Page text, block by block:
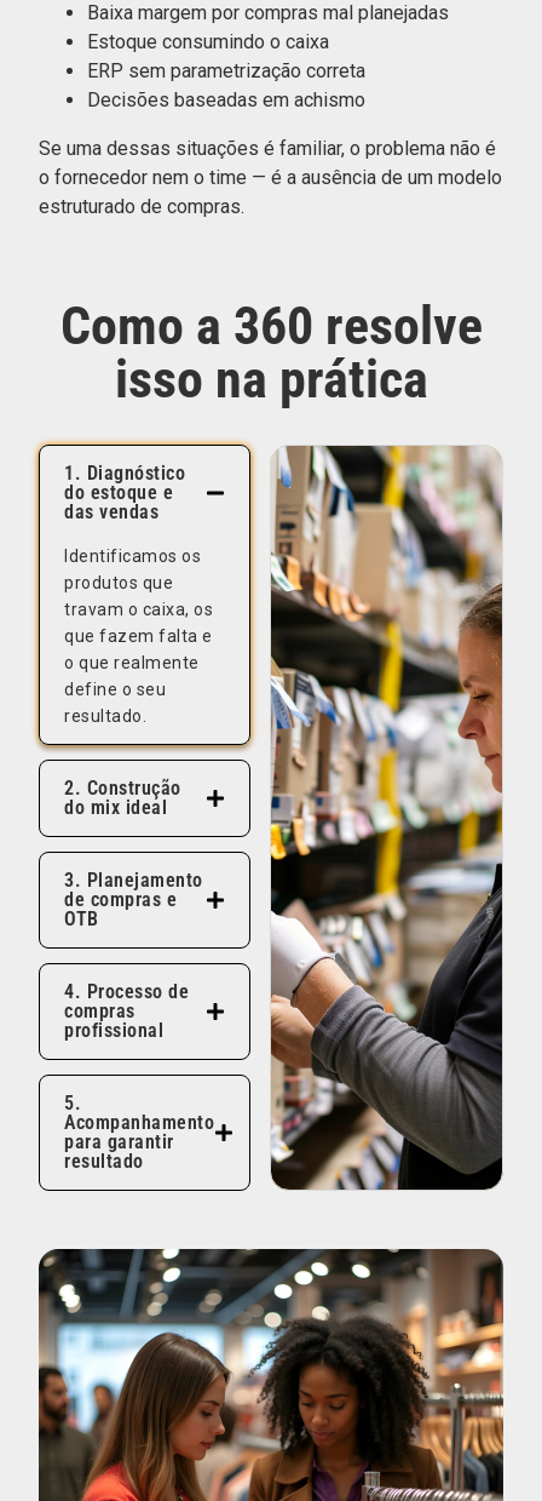
Baixa margem por compras mal planejadas
Estoque consumindo o caixa
ERP sem parametrização correta
Decisões baseadas em achismo
Se uma dessas situações é familiar, o problema não é
o fornecedor nem o time — é a ausência de um modelo
estruturado de compras.
Como a 360 resolve
isso na prática
1. Diagnóstico
do estoque e
das vendas
Identificamos os
produtos que
travam o caixa, os
que fazem falta e
o que realmente
define o seu
resultado.
2. Construção
do mix ideal
3. Planejamento
de compras e
OTB
4. Processo de
compras
profissional
5.
Acompanhamento
para garantir
resultado